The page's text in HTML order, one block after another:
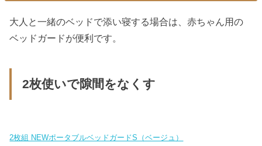
大人と一緒のベッドで添い寝する場合は、赤ちゃん用の
ベッドガードが便利です。
2枚使いで隙間をなくす
2枚組 NEWポータブルベッドガードS（ベージュ）